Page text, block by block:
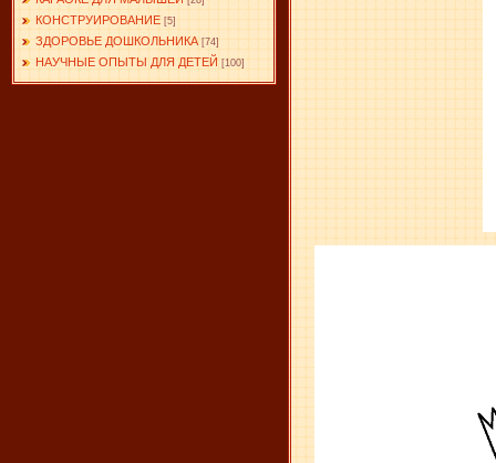
КОНСТРУИРОВАНИЕ [5]
ЗДОРОВЬЕ ДОШКОЛЬНИКА [74]
НАУЧНЫЕ ОПЫТЫ ДЛЯ ДЕТЕЙ [100]